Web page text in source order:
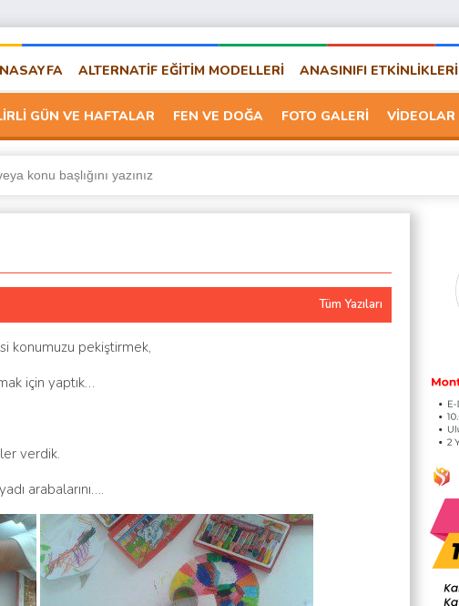
ALTERNATİF EĞİTİM MODELLERİ ANASINIFI ETKİNLİKLERİ
GÜN VE HAFTALAR FEN VE DOĞA FOTO GALERİ VİDEOLAR
Tüm Yazıları
konumuzu pekiştirmek,
için yaptık…
verdik.
arabalarını….